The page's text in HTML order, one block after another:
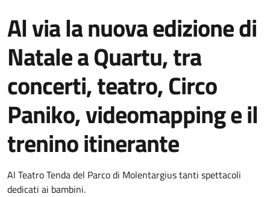
Al via la nuova edizione di
Natale a Quartu, tra
concerti, teatro, Circo
Paniko, videomapping e il
trenino itinerante
Dettagli della notizia
Al Teatro Tenda del Parco di Molentargius tanti spettacoli
dedicati ai bambini.